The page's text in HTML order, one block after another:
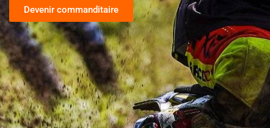
Devenir commanditaire